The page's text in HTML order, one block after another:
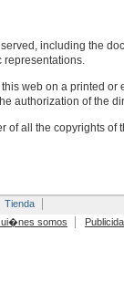
including the
representations.
web on a printed or
authorization of the
of all the copyrights of
Tienda
somos